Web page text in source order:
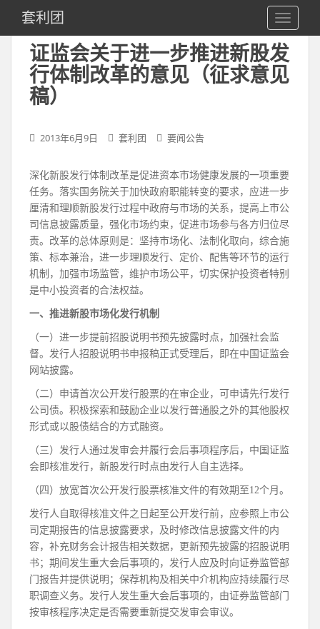
i
套利团
证监会关于进一步推进新股发
行体制改革的意见（征求意见
稿）
2013年6月9日 套利团 要闻公告
深化新股发行体制改革是促进资本市场健康发展的一项重要
任务。落实国务院关于加快政府职能转变的要求，应进一步
厘清和理顺新股发行过程中政府与市场的关系，提高上市公
司信息披露质量，强化市场约束，促进市场参与各方归位尽
责。改革的总体原则是：坚持市场化、法制化取向，综合施
策、标本兼治，进一步理顺发行、定价、配售等环节的运行
机制，加强市场监管，维护市场公平，切实保护投资者特别
是中小投资者的合法权益。
一、推进新股市场化发行机制
（一）进一步提前招股说明书预先披露时点，加强社会监
督。发行人招股说明书申报稿正式受理后，即在中国证监会
网站披露。
（二）申请首次公开发行股票的在审企业，可申请先行发行
公司债。积极探索和鼓励企业以发行普通股之外的其他股权
形式或以股债结合的方式融资。
（三）发行人通过发审会并履行会后事项程序后，中国证监
会即核准发行，新股发行时点由发行人自主选择。
（四）放宽首次公开发行股票核准文件的有效期至12个月。
发行人自取得核准文件之日起至公开发行前，应参照上市公
司定期报告的信息披露要求，及时修改信息披露文件的内
容，补充财务会计报告相关数据，更新预先披露的招股说明
书；期间发生重大会后事项的，发行人应及时向证券监管部
门报告并提供说明；保荐机构及相关中介机构应持续履行尽
职调查义务。发行人发生重大会后事项的，由证券监管部门
按审核程序决定是否需要重新提交发审会审议。